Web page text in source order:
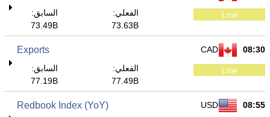
Low
الفعلي:
73.63B
السابق:
73.49B
08:30
CAD
Exports
Low
الفعلي:
77.49B
السابق:
77.19B
08:55
USD
Redbook Index (YoY)